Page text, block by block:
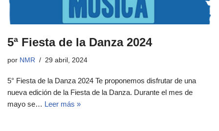
5ª Fiesta de la Danza 2024
por NMR 29 abril, 2024
5° Fiesta de la Danza 2024 Te proponemos disfrutar de una
nueva edición de la Fiesta de la Danza. Durante el mes de
mayo se… Leer más »